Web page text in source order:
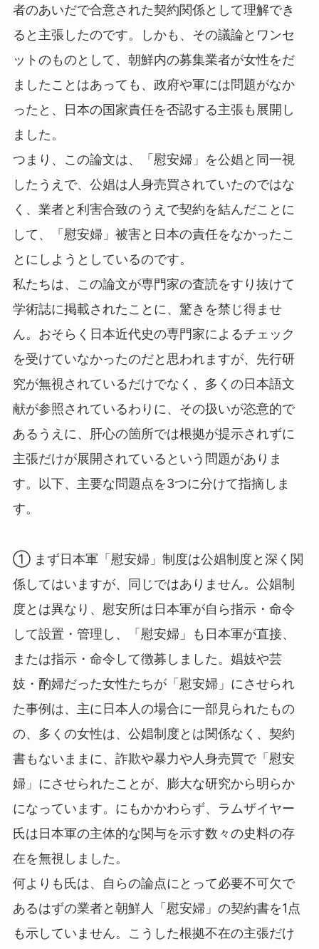
者のあいだで合意された契約関係として理解でき
ると主張したのです。しかも、その議論とワンセ
ットのものとして、朝鮮内の募集業者が女性をだ
ましたことはあっても、政府や軍には問題がなか
ったと、日本の国家責任を否認する主張も展開し
ました。
つまり、この論文は、「慰安婦」を公娼と同一視
したうえで、公娼は人身売買されていたのではな
く、業者と利害合致のうえで契約を結んだことに
して、「慰安婦」被害と日本の責任をなかったこ
とにしようとしているのです。
私たちは、この論文が専門家の査読をすり抜けて
学術誌に掲載されたことに、驚きを禁じ得ませ
ん。おそらく日本近代史の専門家によるチェック
を受けていなかったのだと思われますが、先行研
究が無視されているだけでなく、多くの日本語文
献が参照されているわりに、その扱いが恣意的で
あるうえに、肝心の箇所では根拠が提示されずに
主張だけが展開されているという問題がありま
す。以下、主要な問題点を3つに分けて指摘しま
す。
① まず日本軍「慰安婦」制度は公娼制度と深く関
係してはいますが、同じではありません。公娼制
度とは異なり、慰安所は日本軍が自ら指示・命令
して設置・管理し、「慰安婦」も日本軍が直接、
または指示・命令して徴募しました。娼妓や芸
妓・酌婦だった女性たちが「慰安婦」にさせられ
た事例は、主に日本人の場合に一部見られたもの
の、多くの女性は、公娼制度とは関係なく、契約
書もないままに、詐欺や暴力や人身売買で「慰安
婦」にさせられたことが、膨大な研究から明らか
になっています。にもかかわらず、ラムザイヤー
氏は日本軍の主体的な関与を示す数々の史料の存
在を無視しました。
何よりも氏は、自らの論点にとって必要不可欠で
あるはずの業者と朝鮮人「慰安婦」の契約書を1点
も示していません。こうした根拠不在の主張だけ